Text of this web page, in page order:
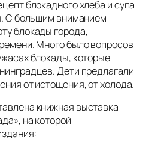
блокадного хлеба и супа
С большим вниманием
блокады города,
Много было вопросов
блокады, которые
Дети предлагали
от истощения, от холода.
книжная выставка
на которой